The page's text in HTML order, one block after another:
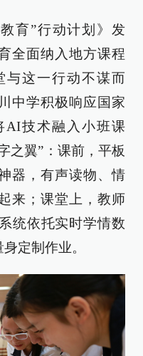
育”行动计划》发
全面纳入地方课程
与这一行动不谋而
中学积极响应国家
AI技术融入小班课
之翼”：课前，平板
器，有声读物、情
来；课堂上，教师
统依托实时学情数
定制作业。